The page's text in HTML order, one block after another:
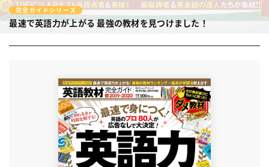
完全ガイドシリーズ
最速で英語力が上がる最強の教材を見つけました！